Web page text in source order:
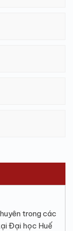
trong các
Đại học Huế